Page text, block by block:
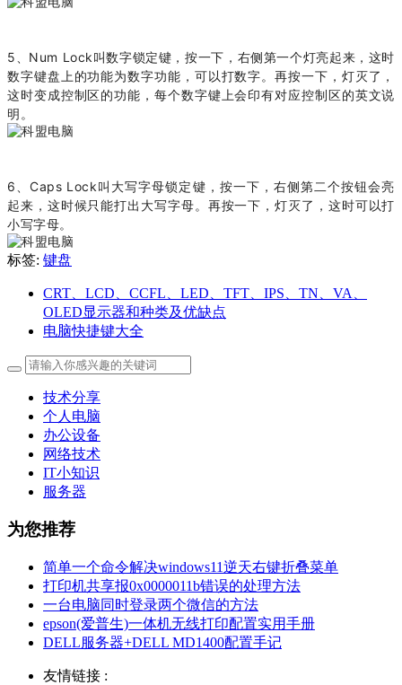
5、Num Lock叫数字锁定键，按一下，右侧第一个灯亮起来，这时
数字键盘上的功能为数字功能，可以打数字。再按一下，灯灭了，
这时变成控制区的功能，每个数字键上会印有对应控制区的英文说
明。
6、Caps Lock叫大写字母锁定键，按一下，右侧第二个按钮会亮
起来，这时候只能打出大写字母。再按一下，灯灭了，这时可以打
小写字母。
标签: 键盘
CRT、LCD、CCFL、LED、TFT、IPS、TN、VA、
OLED显示器和种类及优缺点
电脑快捷键大全
技术分享
个人电脑
办公设备
网络技术
IT小知识
服务器
为您推荐
简单一个命令解决windows11逆天右键折叠菜单
打印机共享报0x0000011b错误的处理方法
一台电脑同时登录两个微信的方法
epson(爱普生)一体机无线打印配置实用手册
DELL服务器+DELL MD1400配置手记
友情链接 :